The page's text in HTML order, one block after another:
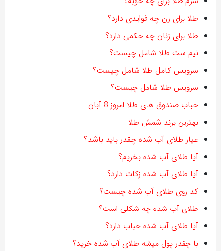
طلا برای زن چه فوایدی دارد؟
طلا برای زنان چه حکمی دارد؟
نیم ست طلا شامل چیست؟
سرویس کامل طلا شامل چیست؟
سرویس طلا شامل چیست؟
حباب صندوق های طلا امروز 8 آبان
بهترین برند شمش طلا
عیار طلای آب شده چقدر باید باشد؟
آیا طلای آب شده بخریم؟
آیا طلای آب شده زکات دارد؟
کد روی طلای آب شده چیست؟
طلای آب شده چه شکلی است؟
آیا طلای آب شده حباب دارد؟
با چقدر پول میشه طلای آب شده خرید؟